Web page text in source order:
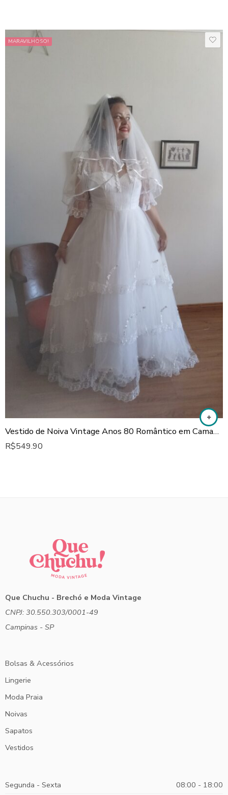
MARAVILHOSO!
Vestido de Noiva Vintage Anos 80 Romântico em Camadas
R$549.90
Que Chuchu - Brechó e Moda Vintage
CNPJ: 30.550.303/0001-49
Campinas - SP
Bolsas & Acessórios
Lingerie
Moda Praia
Noivas
Sapatos
Vestidos
Segunda - Sexta 08:00 - 18:00